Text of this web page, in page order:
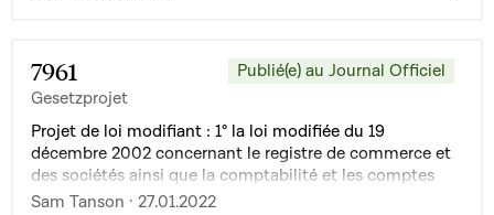
7961
Gesetzprojet
Publié(e) au Journal Officiel
Projet de loi modifiant : 1° la loi modifiée du 19
décembre 2002 concernant le registre de commerce et
des sociétés ainsi que la comptabilité et les comptes
annuels des entreprises ; 2° la loi modifiée du 13 janvier
Sam Tanson · 27.01.2022